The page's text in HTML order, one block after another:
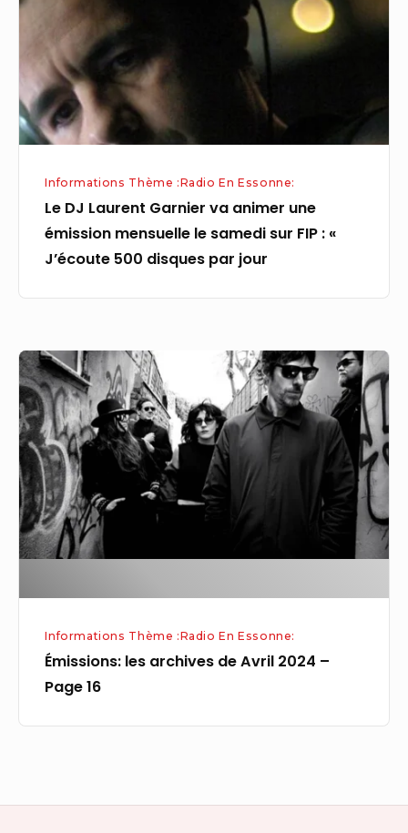
va
animer
une
émission
mensuelle
le
par
jour
Informations Thème :Radio En Essonne:
Le DJ Laurent Garnier va animer une
émission mensuelle le samedi sur FIP : «
J’écoute 500 disques par jour
Émissions:
les
archives
de
Avril
2024
–
Page
Informations Thème :Radio En Essonne:
Émissions: les archives de Avril 2024 –
Page 16